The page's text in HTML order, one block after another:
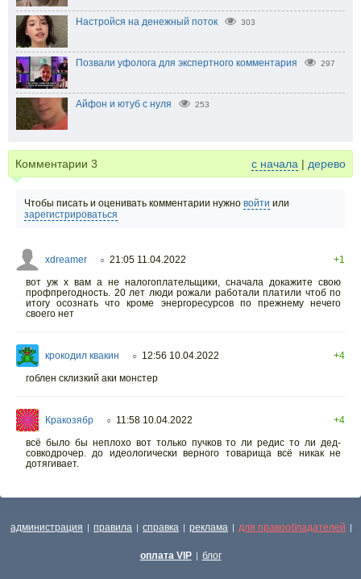
Настройся на денежный поток 303
Позвали уфолога для экспертного комментария 297
Айфон и ютуб с нуля 253
Комментарии 3 с начала | дерево
Чтобы писать и оценивать комментарии нужно войти или
зарегистрироваться
xdreamer ○ 21:05 11.04.2022
+1
вот уж х вам а не налогоплательщики, сначала докажите свою
профпрегодность. 20 лет люди рожали работали платили чтоб по
итогу осознать что кроме энергоресурсов по прежнему нечего
своего нет
крокодил квакин ○ 12:56 10.04.2022
+4
гоблен склизкий аки монстер
Кракозябр ○ 11:58 10.04.2022
+4
всё было бы неплохо вот только пучков то ли редис то ли дед-
совкодрочер. до идеологически верного товарища всё никак не
дотягивает.
администрация | правила | справка | реклама | для правообладателей |
оплата VIP | блог